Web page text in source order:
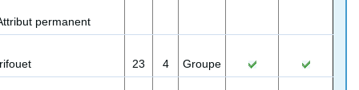
permanent
23 4 Groupe